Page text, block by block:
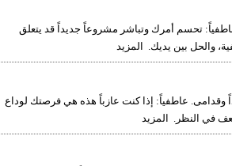
تحسم أمرك وتباشر مشروعاً جديداً قد يتعلق
والحل بين يديك. المزيد
وقدامى. عاطفياً: إذا كنت عازباً هذه هي فرصتك لوداع
في النظر. المزيد